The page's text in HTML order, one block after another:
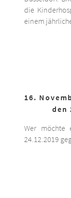
die
einem
16.
den
Wer möchte
24.12.2019